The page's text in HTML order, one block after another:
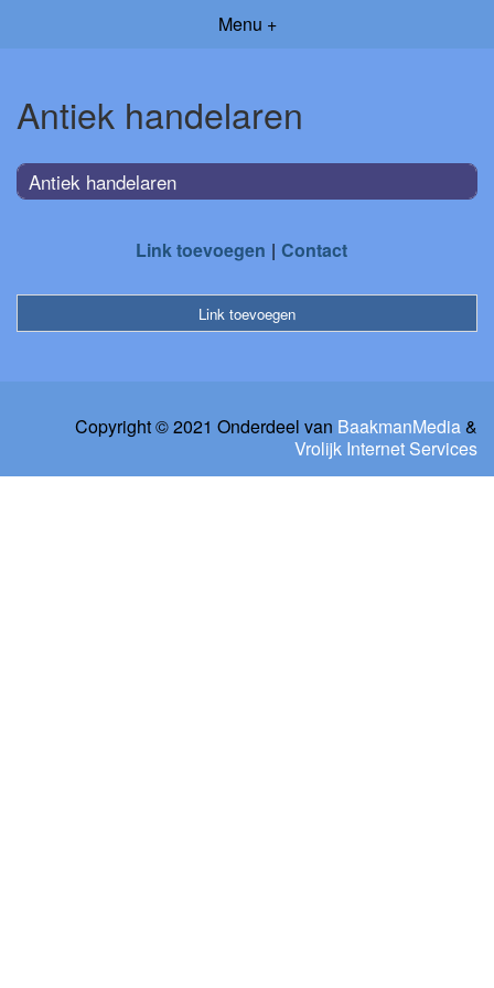
Menu +
Antiek handelaren
Antiek handelaren
Link toevoegen Contact
Link toevoegen
Copyright © 2021 Onderdeel van BaakmanMedia&
Vrolijk Internet Services